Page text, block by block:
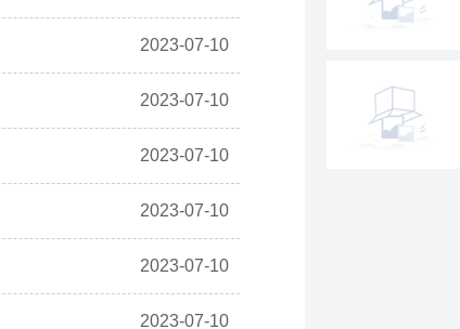
2023-07-10
2023-07-10
2023-07-10
2023-07-10
2023-07-10
2023-07-10